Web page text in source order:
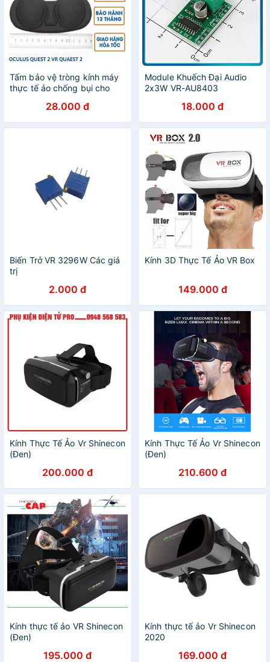
Tấm bảo vệ tròng kính máy
thực tế ảo chống bụi cho
28.000 đ
Module Khuếch Đại Audio
2x3W VR-AU8403
18.000 đ
Biến Trở VR 3296W Các giá
trị
2.000 đ
Kính 3D Thực Tế Ảo VR Box
149.000 đ
Kính Thực Tế Ảo Vr Shinecon
(Đen)
200.000 đ
Kính Thực Tế Ảo Vr Shinecon
(Đen)
210.600 đ
Kính thực tế ảo VR Shinecon
(Đen)
195.000 đ
Kính thực tế ảo Vr Shinecon
2020
169.000 đ